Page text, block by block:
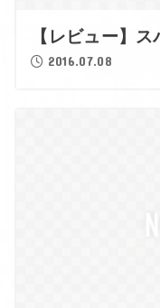
【レビュー】
2016.07.08